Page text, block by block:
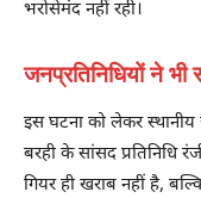
भरोसेमंद नहीं रही।
जनप्रतिनिधियों ने
इस घटना को लेकर स्थानीय
बरही के सांसद प्रतिनिधि
गियर ही खराब नहीं है,